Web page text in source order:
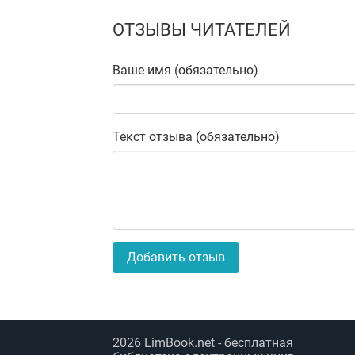
ОТЗЫВЫ ЧИТАТЕЛЕЙ
Ваше имя (обязательно)
Текст отзыва (обязательно)
Добавить отзыв
2026 LimBook.net - бесплатная